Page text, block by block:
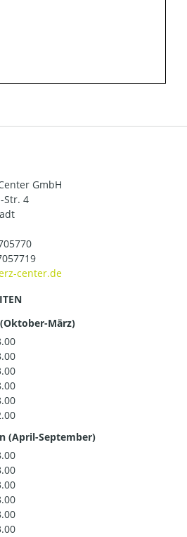
GmbH
Str. 4
März)
(April-September)